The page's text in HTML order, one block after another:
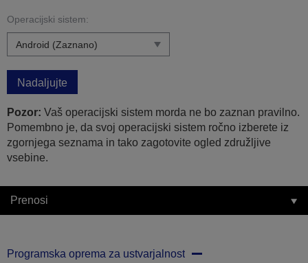
Operacijski sistem:
Nadaljujte
Pozor: Vaš operacijski sistem morda ne bo zaznan pravilno.
Pomembno je, da svoj operacijski sistem ročno izberete iz
zgornjega seznama in tako zagotovite ogled združljive
vsebine.
Prenosi
Programska oprema za ustvarjalnost